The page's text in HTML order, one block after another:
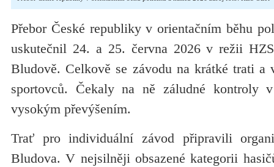
Přebor České republiky v orientačním běhu
uskutečnil 24. a 25. června 2026 v režii
Bludově. Celkově se závodu na krátké trati a
sportovců. Čekaly na ně záludné kontroly
vysokým převýšením.
Trať pro individuální závod připravili
Bludova. V nejsilněji obsazené kategorii